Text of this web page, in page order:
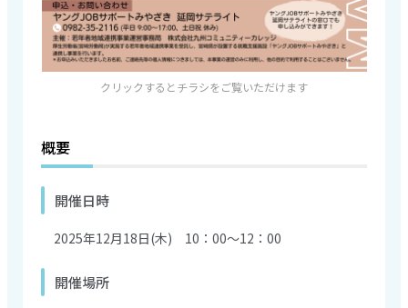
クリックするとチラシをご覧いただけます
概要
開催日時
2025年12月18日(木) 10：00～12：00
開催場所